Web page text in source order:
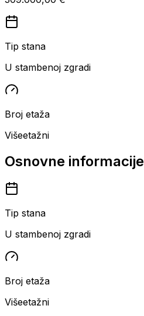
Tip stana
U stambenoj zgradi
Broj etaža
Višeetažni
Osnovne informacije
Tip stana
U stambenoj zgradi
Broj etaža
Višeetažni